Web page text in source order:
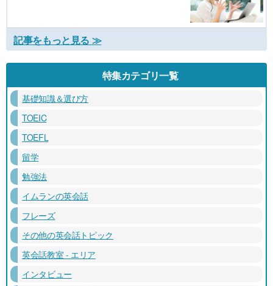
記事をもっと見る ≫
特集カテゴリ一覧
基礎知識＆選び方
TOEIC
TOEFL
留学
勉強法
イムランの英会話
フレーズ
その他の英会話トピック
英会話教室 - エリア
インタビュー